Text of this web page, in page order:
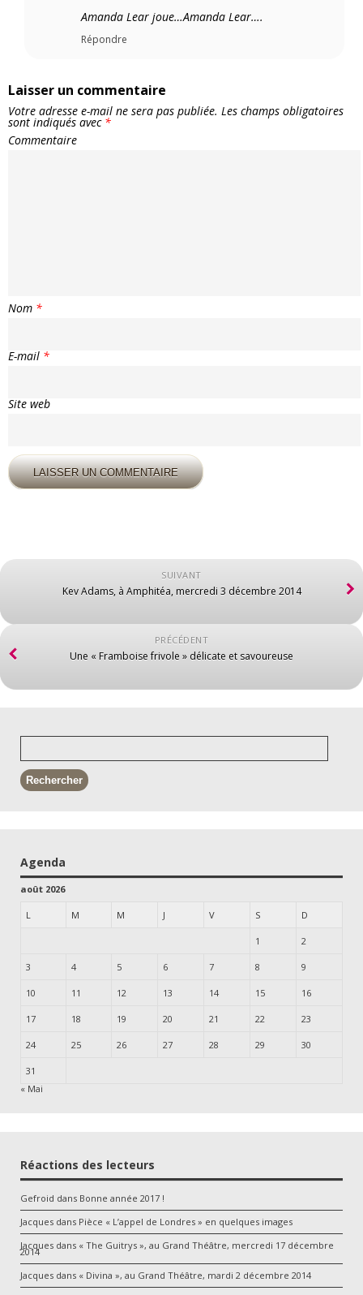
Amanda Lear joue…Amanda Lear….
Répondre
Laisser un commentaire
Votre adresse e-mail ne sera pas publiée. Les champs obligatoires
sont indiqués avec *
Commentaire
Nom *
E-mail *
Site web
SUIVANT
Kev Adams, à Amphitéa, mercredi 3 décembre 2014
PRÉCÉDENT
Une « Framboise frivole » délicate et savoureuse
Agenda
août 2026
L M M J V S D
1 2
3 4 5 6 7 8 9
10 11 12 13 14 15 16
17 18 19 20 21 22 23
24 25 26 27 28 29 30
31
« Mai
Réactions des lecteurs
Gefroid dans Bonne année 2017 !
Jacques dans Pièce « L’appel de Londres » en quelques images
Jacques dans « The Guitrys », au Grand Théâtre, mercredi 17 décembre
2014
Jacques dans « Divina », au Grand Théâtre, mardi 2 décembre 2014